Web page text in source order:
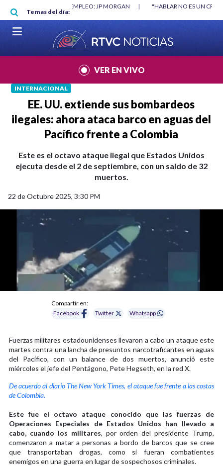
Pasar al contenido principal
Temas del día:
MÍNIMO NO DESTRUYÓ EMPLEO: JP MORGAN |
"HABLAR NO ES UN
MUNDIAL 2026
|
VER EN VIVO
INTERNACIONAL
EE. UU. extiende sus bombardeos
ilegales: ahora ataca barco en aguas del
Pacífico frente a Colombia
Este es el octavo ataque ilegal que Estados Unidos
ejecuta desde el 2 de septiembre, con un saldo de 32
muertos.
22 de Octubre 2025, 3:30 PM
Compartir en:
Facebook
Twitter Whatsapp
Fuerzas militares estadounidenses llevaron a cabo un ataque este
martes contra una lancha de presuntos narcotraficantes en aguas
del Pacífico, con un balance de dos muertos, anunció este
miércoles el jefe del Pentágono, Pete Hegseth, en la red X.
De acuerdo al diario The New York Times, el ataque fue frente a las costas
de Colombia.
Este fue el octavo ataque conocido que las fuerzas de
Operaciones Especiales de Estados Unidos han llevado a
cabo, cuando los militares, por orden del presidente Trump,
comenzaron a matar a personas a bordo de barcos que se cree
que transportaban drogas, como si fueran combatientes
enemigos en una guerra en lugar de sospechosos criminales.